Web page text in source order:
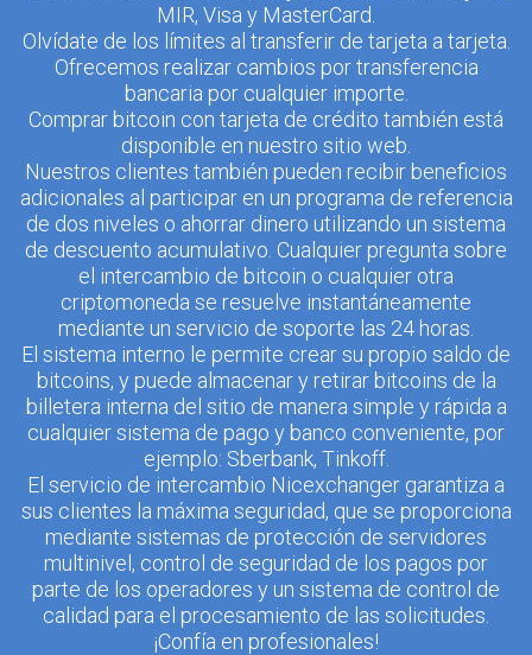
MIR, Visa y MasterCard.
Olvídate de los límites al transferir de tarjeta a tarjeta.
Ofrecemos realizar cambios por transferencia
bancaria por cualquier importe.
Comprar bitcoin con tarjeta de crédito también está
disponible en nuestro sitio web.
Nuestros clientes también pueden recibir beneficios
adicionales al participar en un programa de referencia
de dos niveles o ahorrar dinero utilizando un sistema
de descuento acumulativo. Cualquier pregunta sobre
el intercambio de bitcoin o cualquier otra
criptomoneda se resuelve instantáneamente
mediante un servicio de soporte las 24 horas.
El sistema interno le permite crear su propio saldo de
bitcoins, y puede almacenar y retirar bitcoins de la
billetera interna del sitio de manera simple y rápida a
cualquier sistema de pago y banco conveniente, por
ejemplo: Sberbank, Tinkoff.
El servicio de intercambio Nicexchanger garantiza a
sus clientes la máxima seguridad, que se proporciona
mediante sistemas de protección de servidores
multinivel, control de seguridad de los pagos por
parte de los operadores y un sistema de control de
calidad para el procesamiento de las solicitudes.
¡Confía en profesionales!